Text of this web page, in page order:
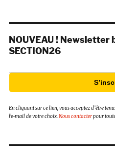
NOUVEAU ! Newsletter
SECTION26
En cliquant sur ce lien, vous acceptez d’être
l’e-mail de votre choix.Nous contacterpour